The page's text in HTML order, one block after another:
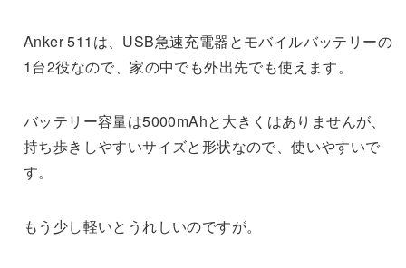
Anker 511は、USB急速充電器とモバイルバッテリーの
1台2役なので、家の中でも外出先でも使えます。
バッテリー容量は5000mAhと大きくはありませんが、
持ち歩きしやすいサイズと形状なので、使いやすいで
す。
もう少し軽いとうれしいのですが。